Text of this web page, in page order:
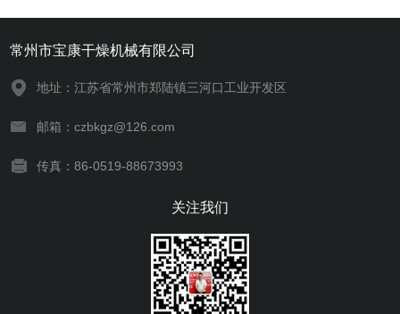
常州市宝康干燥机械有限公司
地址：江苏省常州市郑陆镇三河口工业开发区
邮箱：czbkgz@126.com
传真：86-0519-88673993
关注我们